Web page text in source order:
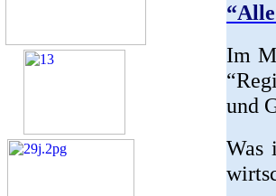
Im
und
Was